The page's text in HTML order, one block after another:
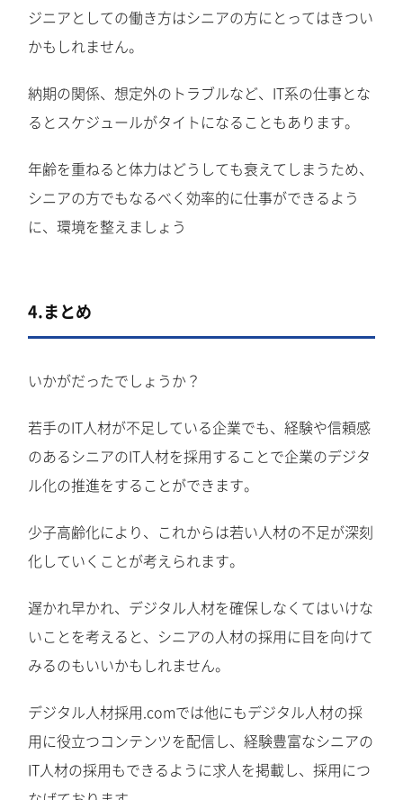
ジニアとしての働き方はシニアの方にとってはきつい
かもしれません。
納期の関係、想定外のトラブルなど、IT系の仕事とな
るとスケジュールがタイトになることもあります。
年齢を重ねると体力はどうしても衰えてしまうため、
シニアの方でもなるべく効率的に仕事ができるよう
に、環境を整えましょう
4.まとめ
いかがだったでしょうか？
若手のIT人材が不足している企業でも、経験や信頼感
のあるシニアのIT人材を採用することで企業のデジタ
ル化の推進をすることができます。
少子高齢化により、これからは若い人材の不足が深刻
化していくことが考えられます。
遅かれ早かれ、デジタル人材を確保しなくてはいけな
いことを考えると、シニアの人材の採用に目を向けて
みるのもいいかもしれません。
デジタル人材採用.comでは他にもデジタル人材の採
用に役立つコンテンツを配信し、経験豊富なシニアの
IT人材の採用もできるように求人を掲載し、採用につ